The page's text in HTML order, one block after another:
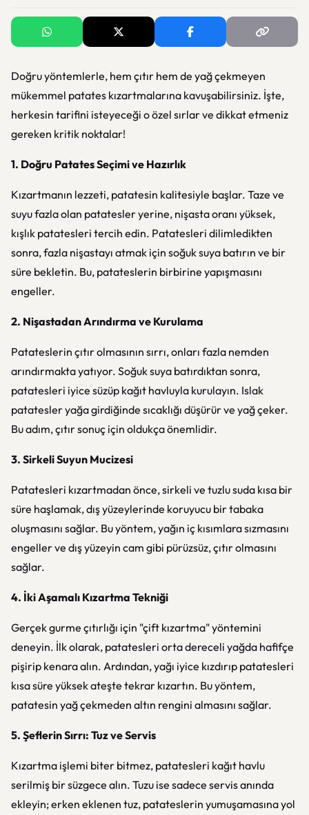
Doğru yöntemlerle, hem çıtır hem de yağ çekmeyen
mükemmel patates kızartmalarına kavuşabilirsiniz. İşte,
herkesin tarifini isteyeceği o özel sırlar ve dikkat etmeniz
gereken kritik noktalar!
1. Doğru Patates Seçimi ve Hazırlık
Kızartmanın lezzeti, patatesin kalitesiyle başlar. Taze ve
suyu fazla olan patatesler yerine, nişasta oranı yüksek,
kışlık patatesleri tercih edin. Patatesleri dilimledikten
sonra, fazla nişastayı atmak için soğuk suya batırın ve bir
süre bekletin. Bu, patateslerin birbirine yapışmasını
engeller.
2. Nişastadan Arındırma ve Kurulama
Patateslerin çıtır olmasının sırrı, onları fazla nemden
arındırmakta yatıyor. Soğuk suya batırdıktan sonra,
patatesleri iyice süzüp kağıt havluyla kurulayın. Islak
patatesler yağa girdiğinde sıcaklığı düşürür ve yağ çeker.
Bu adım, çıtır sonuç için oldukça önemlidir.
3. Sirkeli Suyun Mucizesi
Patatesleri kızartmadan önce, sirkeli ve tuzlu suda kısa bir
süre haşlamak, dış yüzeylerinde koruyucu bir tabaka
oluşmasını sağlar. Bu yöntem, yağın iç kısımlara sızmasını
engeller ve dış yüzeyin cam gibi pürüzsüz, çıtır olmasını
sağlar.
4. İki Aşamalı Kızartma Tekniği
Gerçek gurme çıtırlığı için "çift kızartma" yöntemini
deneyin. İlk olarak, patatesleri orta dereceli yağda hafifçe
pişirip kenara alın. Ardından, yağı iyice kızdırıp patatesleri
kısa süre yüksek ateşte tekrar kızartın. Bu yöntem,
patatesin yağ çekmeden altın rengini almasını sağlar.
5. Şeflerin Sırrı: Tuz ve Servis
Kızartma işlemi biter bitmez, patatesleri kağıt havlu
serilmiş bir süzgece alın. Tuzu ise sadece servis anında
ekleyin; erken eklenen tuz, patateslerin yumuşamasına yol